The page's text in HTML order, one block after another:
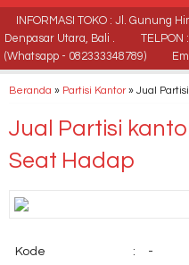
INFORMASI TOKO : Jl. Gunung
Denpasar Utara, Bali .
TELPON
(Whatsapp - 082333348789)
Beranda » Partisi Kantor» Jual
Jual Partisi
Seat Hadap
Kode : -